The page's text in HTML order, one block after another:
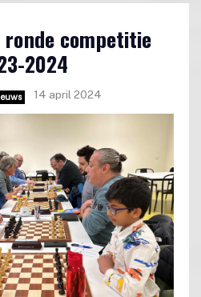
competitie
2024
14 april 2024